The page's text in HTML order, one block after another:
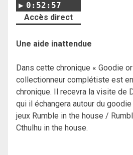
0:52:57
Accès direct
Une aide inattendue
Dans cette chronique « Goodie
collectionneur complétiste est
chronique. Il recevra la visite de
qui il échangera autour du
jeux Rumble in the house /
Cthulhu in the house.